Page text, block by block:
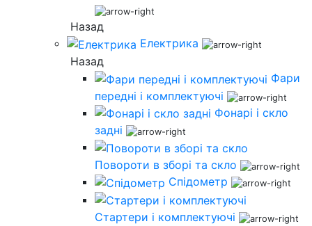
Назад
Електрика
Назад
Фари
передні і комплектуючі
Фонарі і скло
задні
Повороти в зборі та скло
Спідометр
Стартери і комплектуючі